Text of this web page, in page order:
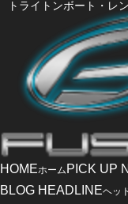
トライトンボート・レ
HOMEホーム PICK UP
BLOG HEADLINEヘッ